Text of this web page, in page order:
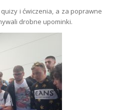
i ćwiczenia, a za poprawne
drobne upominki.